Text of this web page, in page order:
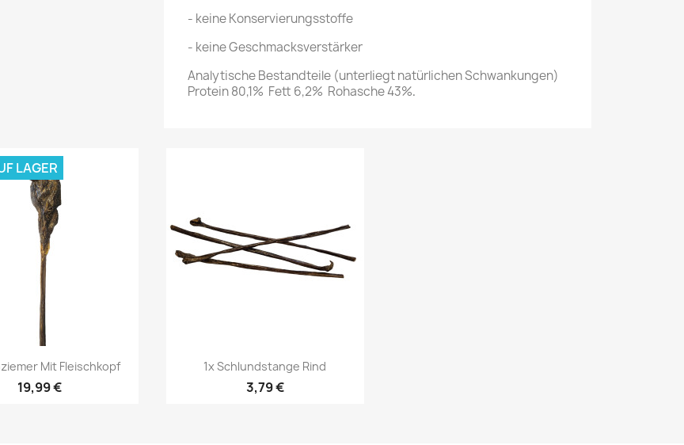
- keine Konservierungsstoffe
- keine Geschmacksverstärker
Analytische Bestandteile (unterliegt natürlichen Schwankungen)
Protein 80,1% Fett 6,2% Rohasche 43%.
Vorschau
Mit Fleischkopf
19,99 €
LAGER
Vorschau
1x Schlundstange Rind
3,79 €